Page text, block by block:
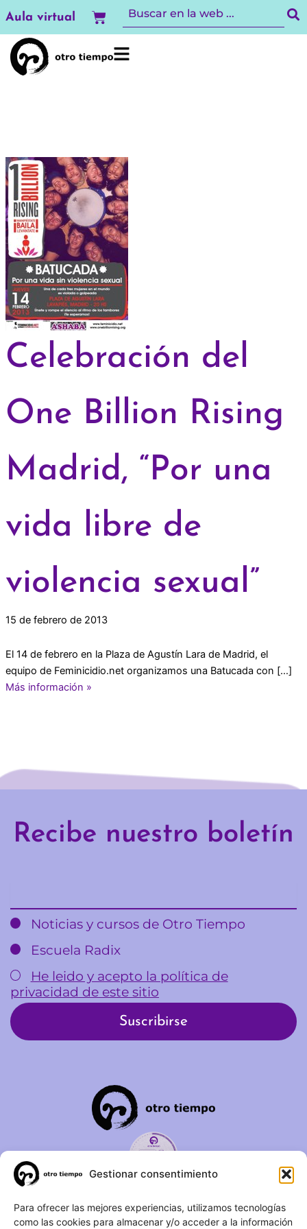
Gestionar consentimiento
Para ofrecer las mejores experiencias, utilizamos tecnologías
como las cookies para almacenar y/o acceder a la información
al
contenido
Aula virtual Carrito
Celebración del
One Billion Rising
Madrid, “Por una
vida libre de
violencia sexual”
15 de febrero de 2013
El 14 de febrero en la Plaza de Agustín Lara de Madrid, el
equipo de Feminicidio.net organizamos una Batucada con […]
Más información »
Recibe nuestro boletín
Noticias y cursos de Otro Tiempo
Escuela Radix
He leido y acepto la política de
privacidad de este sitio
C/ Duque de Fernán Núñez,